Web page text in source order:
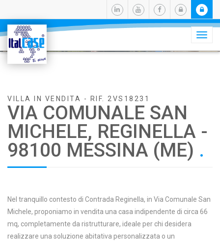

VILLA IN VENDITA - RIF. 2VS18231
VIA COMUNALE SAN
MICHELE, REGINELLA -
98100 MESSINA (ME) .
Nel tranquillo contesto di Contrada Reginella, in Via Comunale San
Michele, proponiamo in vendita una casa indipendente di circa 66
mq, completamente da ristrutturare, ideale per chi desidera
realizzare una soluzione abitativa personalizzata o un